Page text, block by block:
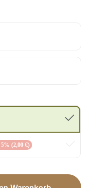
(2,00 €)
gewünschten